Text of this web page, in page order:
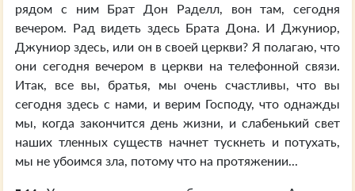
рядом с ним Брат Дон Раделл, вон там, сегодня
вечером. Рад видеть здесь Брата Дона. И Джуниор,
Джуниор здесь, или он в своей церкви? Я полагаю, что
они сегодня вечером в церкви на телефонной связи.
Итак, все вы, братья, мы очень счастливы, что вы
сегодня здесь с нами, и верим Господу, что однажды
мы, когда закончится день жизни, и слабенький свет
наших тленных существ начнет тускнеть и потухать,
мы не убоимся зла, потому что на протяжении...